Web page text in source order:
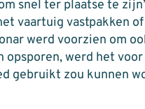
snel ter plaatse te
vaartuig vastpakken
werd voorzien om
werd het
gebruikt zou kunnen